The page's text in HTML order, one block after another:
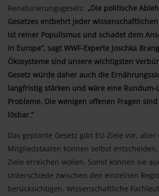
Renaturierungsgesetz. „Die politische
Gesetzes entbehrt jeder
ist reiner Populismus und schadet dem
in Europa”, sagt WWF-Experte Joschka
Ökosysteme sind unsere wichtigsten
Gesetz würde daher auch die
langfristig stärken und wäre eine Rundum-
Probleme. Die wenigen offenen Fragen
lösbar.”
Das geplante Gesetz gibt EU-Ziele vor, aber
Mitgliedstaaten können selbst
Ziele erreichen wollen. Somit können sie
Unterschiede zwischen den einzelnen
berücksichtigen. Wissenschaftliche